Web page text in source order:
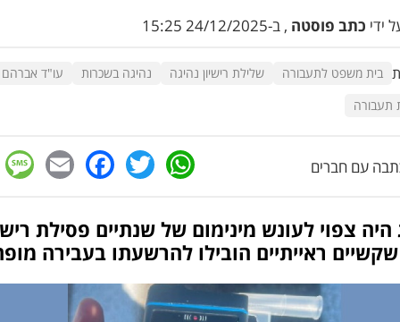
ידי כתב פוסטה , ב-24/12/2025 15:25
בית משפט לתעבורה שלילת רישיון נהיגה נהיגה בשכרות
עו"ד אברהם
תעבורה
עם חברים WhatsApp
Twitter
היה צפוי לעונש מינימום של שנתיים פסילת
ראייתיים הובילו להרשעתו בעבירה